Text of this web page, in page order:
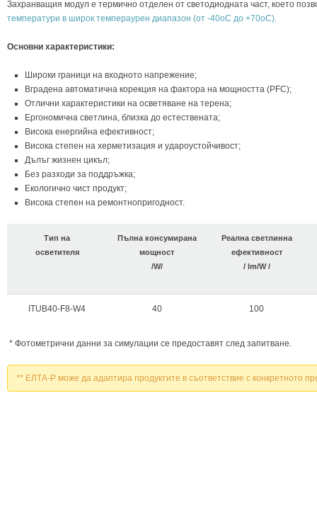
Захранващия модул е термично отделен от светодиодната част, което
температури в широк темпераурен диапазон (от -40оC до +70оC).
Основни характеристики:
Широки граници на входното напрежение;
Вградена автоматична корекция на фактора на мощността (PFC);
Отлични характеристики на осветяване нa терена;
Ергономична светлина, близка до естествената;
Висока енергийна ефективност;
​Висока степен на херметизация и удароустойчивост;
Дълъг жизнен цикъл;
Без разходи за поддръжка;
Екологично чист продукт;
Висока степен на ремонтнопригодност.
Тип на
осветителя
Пълна консумирана
мощност
/W/
Реална светлинна
ефективност
/ lm/W /
ITUB40-F8-W4 40 100
* Фотометрични данни за симулации се предоставят след запитване.
** ЕЛТА-Р може да адаптира продуктите в съответствие с конкретното